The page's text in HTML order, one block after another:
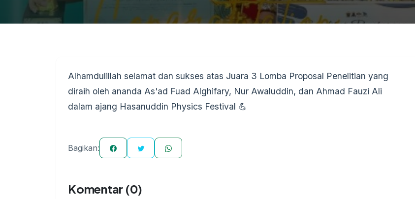
Alhamdulillah selamat dan sukses atas Juara 3 Lomba Proposal Penelitian yang
diraih oleh ananda As'ad Fuad Alghifary, Nur Awaluddin, dan Ahmad Fauzi Ali
dalam ajang Hasanuddin Physics Festival 💪
Bagikan:
Komentar (0)